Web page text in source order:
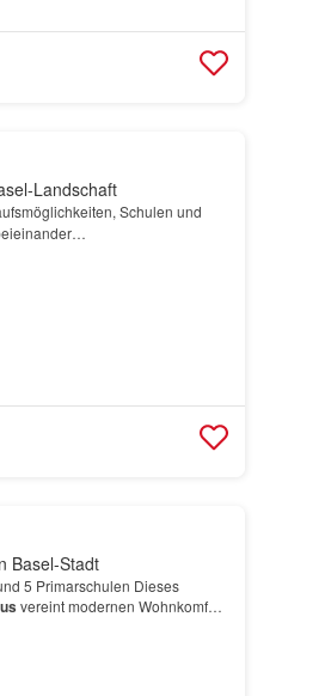
Landschaft
Schulen und
Basel-Stadt
5 Primarschulen Dieses
vereint modernen Wohnkomfort